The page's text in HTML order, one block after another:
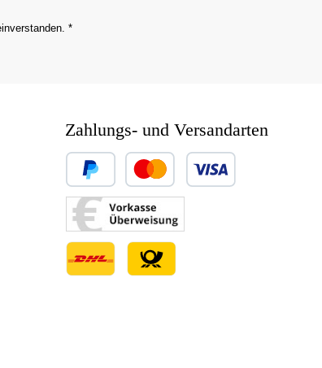
*
Zahlungs- und Versandarten
Benutzerdefiniertes Bild 1
Benutzerdefiniertes Bild 2
Benutzerdefiniertes Bild 3